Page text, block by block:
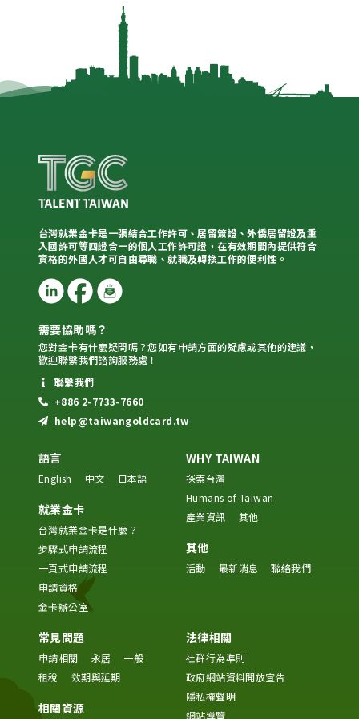
台灣就業金卡是一張結合工作許可、居留簽證、外僑居留證及重
入國許可等四證合一的個人工作許可證，在有效期間內提供符合
資格的外國人才可自由尋職、就職及轉換工作的便利性。
需要協助嗎？
您對金卡有什麼疑問嗎？您如有申請方面的疑慮或其他的建議，
歡迎聯繫我們諮詢服務處！
聯繫我們
+886 2-7733-7660
help@taiwangoldcard.tw
語言
English 中文 日本語
就業金卡
台灣就業金卡是什麼？
步驟式申請流程
一頁式申請流程
申請資格
金卡辦公室
WHY TAIWAN
探索台灣
Humans of Taiwan
產業資訊
其他
其他
活動 最新消息 聯絡我們
常見問題
申請相關 永居
一般
租稅
效期與延期
相關資源
法律相關
社群行為準則
政府網站資料開放宣告
隱私權聲明
網站導覽